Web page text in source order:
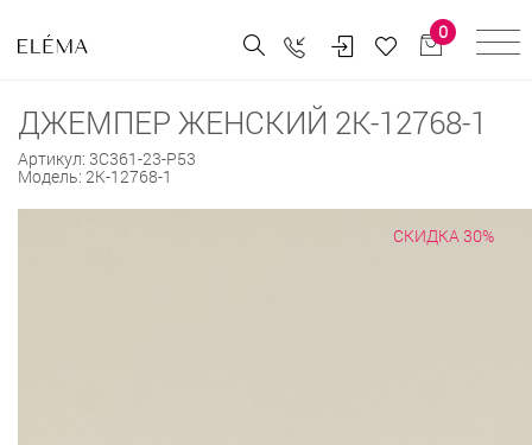
0
ДЖЕМПЕР ЖЕНСКИЙ 2К-12768-1
Артикул: 3С361-23-Р53
Модель: 2К-12768-1
СКИДКА 30%